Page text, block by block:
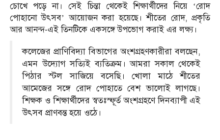
চোখে পড়ে না। সেই চিন্তা থেকেই শিক্ষার্থীদের নিয়ে ‘রোদ
পোহানো উৎসব’ আয়োজন করা হয়েছে। শীতের রোদ, প্রকৃতি
আর আনন্দ-এই তিনটিকে একসঙ্গে উপভোগ করাই এর লক্ষ্য।
কলেজের প্রাণিবিদ্যা বিভাগের অংশগ্রহণকারীরা বলছেন,
এমন উদ্যোগ সত্যিই ব্যতিক্রম। আমরা সকাল থেকেই
পিঠার স্টল সাজিয়ে বসেছি। খোলা মাঠে শীতের
আমেজের সঙ্গে রোদ পোহাতে বেশ ভালোই লাগছে।
শিক্ষক ও শিক্ষার্থীদের স্বতঃস্ফূর্ত অংশগ্রহণে দিনব্যাপী এই
উৎসব প্রাণবন্ত হয়ে ওঠে।